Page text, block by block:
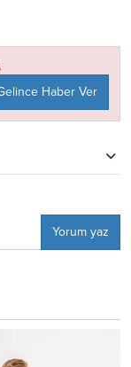
Haber Ver
Yorum yaz